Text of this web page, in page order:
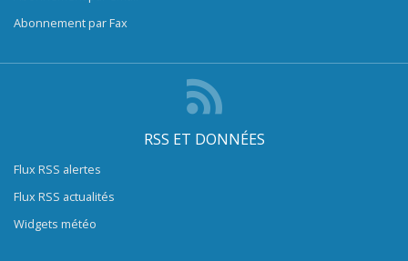
Abonnement par Fax
RSS ET DONNÉES
Flux RSS alertes
Flux RSS actualités
Widgets météo